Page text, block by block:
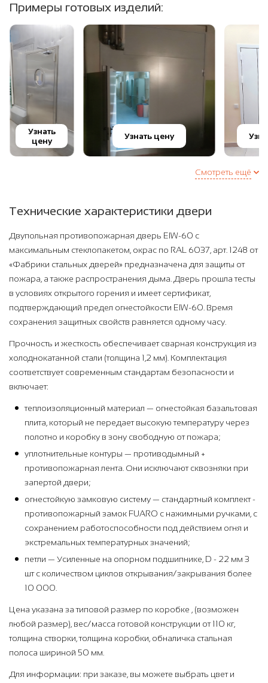
Примеры готовых изделий:
Узнать
цену
Узнать цену
Смотреть ещё
Технические характеристики двери
Двупольная противопожарная дверь EIW-60 с
максимальным стеклопакетом, окрас по RAL 6037, арт. 1248 от
«Фабрики стальных дверей» предназначена для защиты от
пожара, а также распространения дыма. Дверь прошла тесты
в условиях открытого горения и имеет сертификат,
подтверждающий предел огнестойкости EIW-60. Время
сохранения защитных свойств равняется одному часу.
Прочность и жесткость обеспечивает сварная конструкция из
холоднокатанной стали (толщина 1,2 мм). Комплектация
соответствует современным стандартам безопасности и
включает:
теплоизоляционный материал — огнестойкая базальтовая
плита, который не передает высокую температуру через
полотно и коробку в зону свободную от пожара;
уплотнительные контуры — противодымный +
противопожарная лента. Они исключают сквозняки при
запертой двери;
огнестойкую замковую систему — стандартный комплект -
противопожарный замок FUARO с нажимными ручками, с
сохранением работоспособности под действием огня и
экстремальных температурных значений;
петли — Усиленные на опорном подшипнике, D - 22 мм 3
шт с количеством циклов открывания/закрывания более
10 000.
Цена указана за типовой размер по коробке , (возможен
любой размер), вес/масса готовой конструкции от 110 кг,
толщина створки, толщина коробки, обналичка стальная
полоса шириной 50 мм.
Для информации: при заказе, вы можете выбрать цвет и